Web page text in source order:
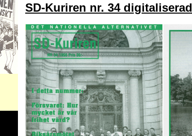
SD-Kuriren nr. 34 digitaliserad